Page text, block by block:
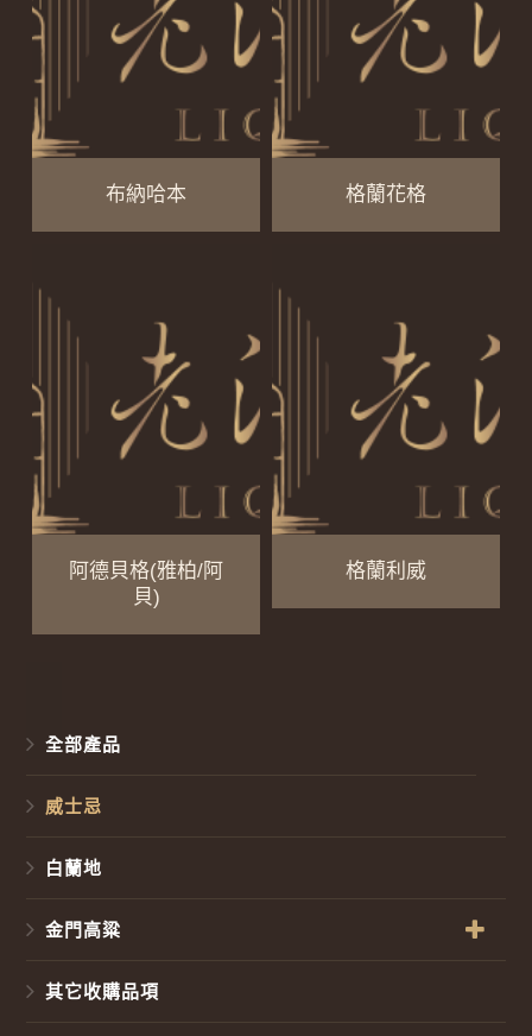
布納哈本 格蘭花格
阿德貝格(雅柏/阿
貝)
格蘭利威
全部產品
威士忌
白蘭地
金門高粱
其它收購品項